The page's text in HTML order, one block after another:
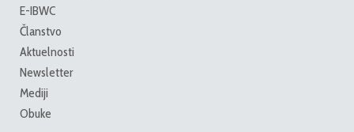
E-IBWC
Članstvo
Aktuelnosti
Newsletter
Mediji
Obuke